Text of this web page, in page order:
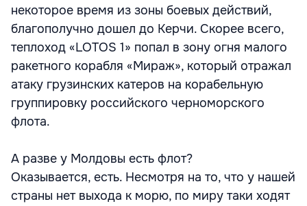
некоторое время из зоны боевых действий,
благополучно дошел до Керчи. Скорее всего,
теплоход «LOTOS 1» попал в зону огня малого
ракетного корабля «Мираж», который отражал
атаку грузинских катеров на корабельную
группировку российского черноморского
флота.
А разве у Молдовы есть флот?
Оказывается, есть. Несмотря на то, что у нашей
страны нет выхода к морю, по миру таки ходят